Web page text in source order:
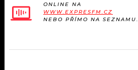
ONLINE NA
WWW.EXPRESFM.CZ
NEBO PŘÍMO NA SEZNAMU.